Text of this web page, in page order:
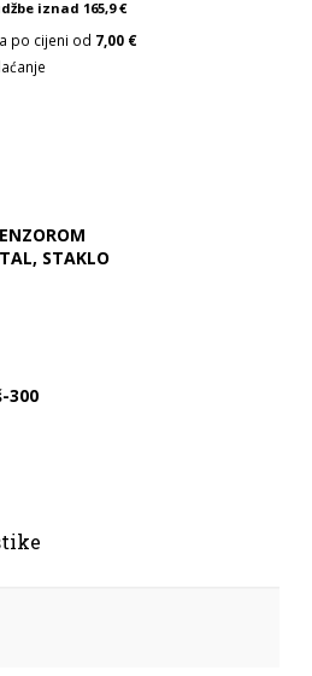
iznad 165,9 €
po cijeni od 7,00 €
STAKLO
300